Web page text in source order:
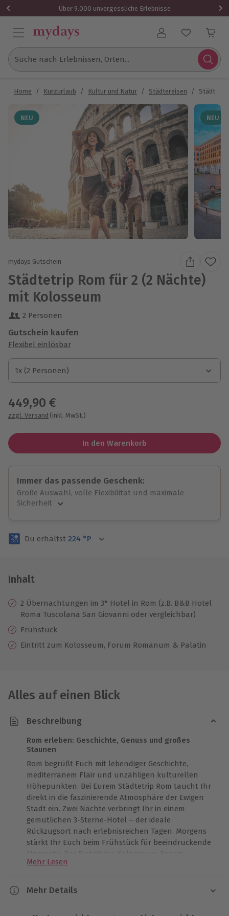
Über 9.000 unvergessliche Erlebnisse
Benutzerkonto
Suche nach Erlebnissen, Orten...
Home / Kurzurlaub / Kultur und Natur / Städtereisen /
NEU NEU
mydays Gutschein
Städtetrip Rom für 2 (2 Nächte)
mit Kolosseum
2 Personen
Gutschein kaufen
Flexibel einlösbar
1x (2 Personen)
1x (2 Personen)
1x (2 Personen)
449,90 €
zzgl. Versand (inkl. MwSt.)
In den Warenkorb
Immer das passende Geschenk:
Große Auswahl, volle Flexibilität und maximale
Sicherheit
Volle Flexibilität
3 Jahre gültig & verlängerbar.
Du erhältst 224 °P
Inhalt
2 Übernachtungen im 3* Hotel in Rom (z.B. B&B Hotel
Roma Tuscolana San Giovanni oder vergleichbar)
Frühstück
Eintritt zum Kolosseum, Forum Romanum & Palatin
Alles auf einen Blick
Beschreibung
Rom erleben: Geschichte, Genuss und großes
Staunen
Rom begrüßt Euch mit lebendiger Geschichte,
mediterranem Flair und unzähligen kulturellen
Höhepunkten. Bei Eurem Städtetrip Rom taucht Ihr
direkt in die faszinierende Atmosphäre der Ewigen
Stadt ein. Zwei Nächte verbringt Ihr in einem
gemütlichen 3-Sterne-Hotel – der ideale
Rückzugsort nach erlebnisreichen Tagen. Morgens
stärkt Ihr Euch beim Frühstück für beeindruckende
Momente: Der Eintritt ins Kolosseum, Forum
Romanum und auf den Palatinhügel bringt Euch
Mauern und lebhaften Gassen entstehen
Mehr Lesen
Mehr Details